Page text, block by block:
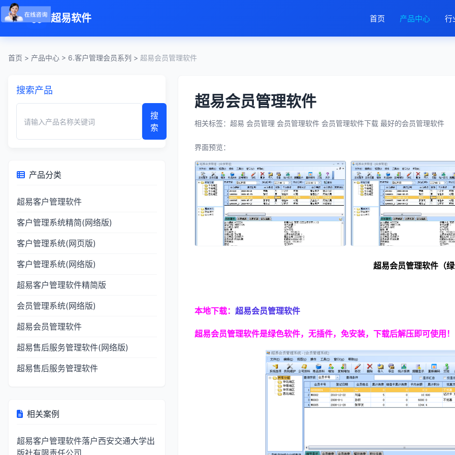
超易软件 首页 产品中心 行
首页 > 产品中心 > 6.客户管理会员系列 > 超易会员管理软件
搜索产品
搜
索
产品分类
超易客户管理软件
客户管理系统精简(网络版)
客户管理系统(网页版)
客户管理系统(网络版)
超易客户管理软件精简版
会员管理系统(网络版)
超易会员管理软件
超易售后服务管理软件(网络版)
超易售后服务管理软件
相关案例
超易客户管理软件落户西安交通大学出
版社有限责任公司
超易会员管理软件
相关标签：超易 会员管理 会员管理软件 会员管理软件下载 最好的会员管理软件
界面预览：
超易会员管理软件（
本地下载： 超易会员管理软件
超易会员管理软件是绿色软件，无插件，免安装，下载后解压即可使用！